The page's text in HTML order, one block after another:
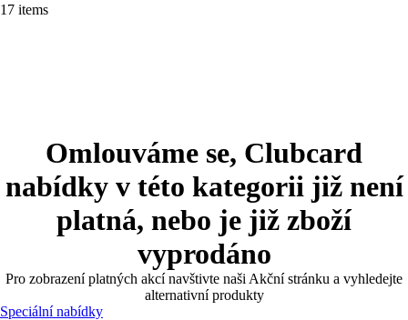
17 items
Omlouváme se, Clubcard
nabídky v této kategorii již není
platná, nebo je již zboží
vyprodáno
Pro zobrazení platných akcí navštivte naši Akční stránku a vyhledejte
alternativní produkty
Speciální nabídky